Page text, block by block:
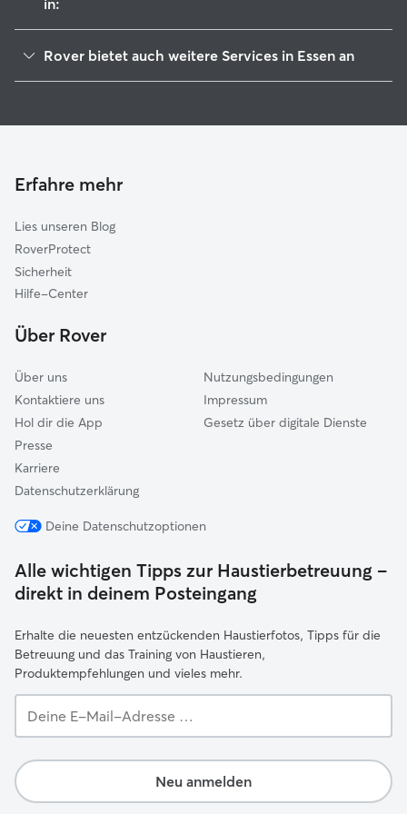
in:
Oberhausen
Gladbeck
Hattingen
Bochum
Herne
Herten
Rover bietet auch weitere Services in Essen an
Gassi-Service in Essen
Erfahre mehr
Lies unseren Blog
RoverProtect
Sicherheit
Hilfe-Center
Über Rover
Über uns
Kontaktiere uns
Hol dir die App
Presse
Karriere
Datenschutzerklärung
Nutzungsbedingungen
Impressum
Gesetz über digitale Dienste
Deine Datenschutzoptionen
Alle wichtigen Tipps zur Haustierbetreuung –
direkt in deinem Posteingang
Erhalte die neuesten entzückenden Haustierfotos, Tipps für die
Betreuung und das Training von Haustieren,
Produktempfehlungen und vieles mehr.
E-
Adresse …
Neu anmelden